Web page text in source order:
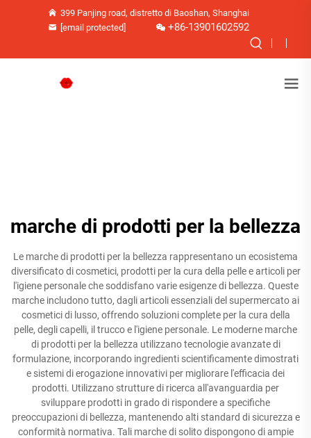
399 Panjing road, distretto di Baoshan, Shanghai
[email protected]
+86-13901602592
marche di prodotti per la bellezza
Le marche di prodotti per la bellezza rappresentano un ecosistema
diversificato di cosmetici, prodotti per la cura della pelle e articoli per
l'igiene personale che soddisfano varie esigenze di bellezza. Queste
marche includono tutto, dagli articoli essenziali del supermercato ai
cosmetici di lusso, offrendo soluzioni complete per la cura della
pelle, degli capelli, il trucco e l'igiene personale. Le moderne marche
di prodotti per la bellezza utilizzano tecnologie avanzate di
formulazione, incorporando ingredienti scientificamente dimostrati
e sistemi di erogazione innovativi per migliorare l'efficacia dei
prodotti. Utilizzano strutture di ricerca all'avanguardia per
sviluppare prodotti in grado di rispondere a specifiche
preoccupazioni di bellezza, mantenendo alti standard di sicurezza e
conformità normativa. Tali marche di solito dispongono di ampie